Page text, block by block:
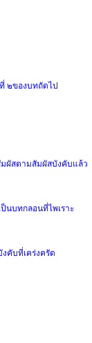
๒ของบทถัดไป
มผัสตามสัมผัสบังคับแล้ว
ป็นบทกลอนที่ไพเราะ
คับที่เคร่งครัด